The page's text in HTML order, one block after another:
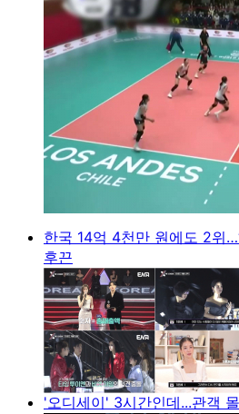
한국 14억 4천만 원에도 2위
후끈
'오디세이' 3시간인데...관객